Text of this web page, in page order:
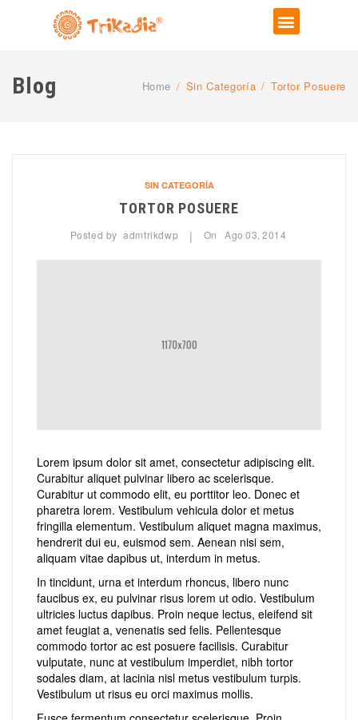
Blog Home / Sin Categoría / Tortor Posuere
SIN CATEGORÍA
TORTOR POSUERE
Posted by admtrikdwp | On Ago 03, 2014
Lorem ipsum dolor sit amet, consectetur adipiscing elit.
Curabitur aliquet pulvinar libero ac scelerisque.
Curabitur ut commodo elit, eu porttitor leo. Donec et
pharetra lorem. Vestibulum vehicula dolor et metus
fringilla elementum. Vestibulum aliquet magna maximus,
hendrerit dui eu, euismod sem. Aenean nisi sem,
aliquam vitae dapibus ut, interdum in metus.
In tincidunt, urna et interdum rhoncus, libero nunc
faucibus ex, eu pulvinar risus lorem ut odio. Vestibulum
ultricies luctus dapibus. Proin neque lectus, eleifend sit
amet feugiat a, venenatis sed felis. Pellentesque
commodo tortor ac est posuere facilisis. Curabitur
vulputate, nunc at vestibulum imperdiet, nibh tortor
sodales diam, at lacinia nisl metus vestibulum turpis.
Vestibulum ut risus eu orci maximus mollis.